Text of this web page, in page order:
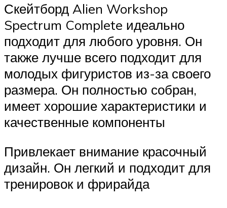
Скейтборд Alien Workshop
Spectrum Complete идеально
подходит для любого уровня. Он
также лучше всего подходит для
молодых фигуристов из-за своего
размера. Он полностью собран,
имеет хорошие характеристики и
качественные компоненты
Привлекает внимание красочный
дизайн. Он легкий и подходит для
тренировок и фрирайда